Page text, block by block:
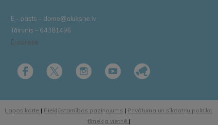
E – pasts – dome@aluksne.lv
Tālrunis – 64381496
E-adrese
Lapas karte | Piekļūstamības paziņojums | Privātuma un sīkdatņu politika
tīmekļa vietnē |